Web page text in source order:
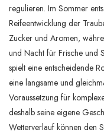
regulieren. Im Sommer
Reifeentwicklung der
Zucker und Aromen,
und Nacht für Frische und
spielt eine entscheidende
eine langsame und
Voraussetzung für
deshalb seine eigene
Wetterverlauf können den